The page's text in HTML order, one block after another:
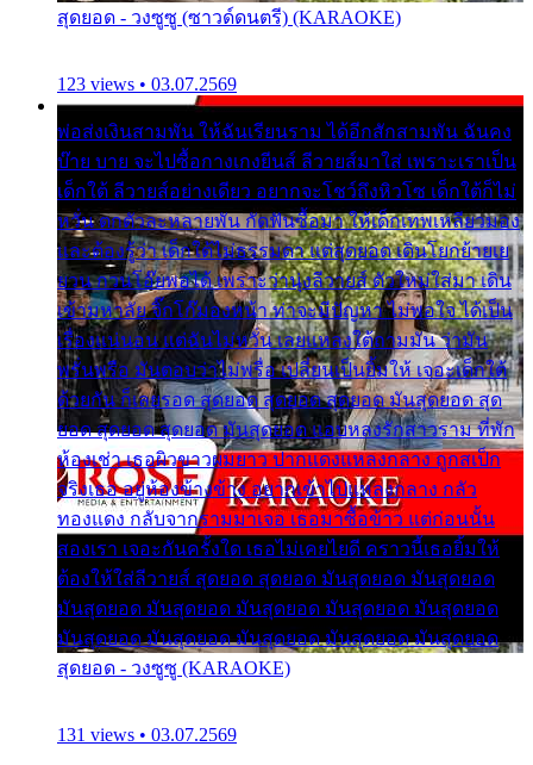
สุดยอด - วงซูซู (ซาวด์ดนตรี) (KARAOKE)
123 views • 03.07.2569
พ่อส่งเงินสามพัน ให้ฉันเรียนราม ได้อีกสักสามพัน ฉันคง
บ๊าย บาย จะไปซื้อกางเกงยีนส์ ลีวายส์มาใส่ เพราะเราเป็น
เด็กใต้ ลีวายส์อย่างเดียว อยากจะโชว์ถึงหิวโซ เด็กใต้ก็ไม่
หวั่น ตกตัวละหลายพัน กัดฟันซื้อมา ให้เด็กเทพเหลียวมอง
และต้องรู้ว่า เด็กใต้ไม่ธรรมดา แต่สุดยอด เดินโยกย้ายเย
ยวน กวนโอ๊ยพอได้ เพราะว่านุ่งลีวายส์ ตัวใหม่ใส่มา เดิน
เข้ามหาลัย จิ๊กโก๊มองหน้า ท่าจะมีปัญหา ไม่พอใจ ได้เป็น
เรื่องแน่นอน แต่ฉันไม่หวั่น เลยแหลงใต้ถามมัน ว่ามัน
พรั่นพรือ มันตอบว่าไม่พรื่อ เปลี่ยนเป็นยิ้มให้ เจอะเด็กใต้
ด้วยกัน ก็เลยรอด สุดยอด สุดยอด สุดยอด มันสุดยอด สุด
ยอด สุดยอด สุดยอด มันสุดยอด แอบหลงรักสาวราม ที่พัก
ห้องเช่า เธอผิวขาวผมยาว ปากแดงแหลงกลาง ถูกสเป็ก
จริงเธอ อยู่ห้องข้างข้าง อยากเข้าไปแหลงกลาง กลัว
ทองแดง กลับจากรามมาเจอ เธอมาซื้อข้าว แต่ก่อนนั้น
สองเรา เจอะกันครั้งใด เธอไม่เคยไยดี คราวนี้เธอยิ้มให้
ต้องให้ใส่ลีวายส์ สุดยอด สุดยอด มันสุดยอด มันสุดยอด
มันสุดยอด มันสุดยอด มันสุดยอด มันสุดยอด มันสุดยอด
มันสุดยอด มันสุดยอด มันสุดยอด มันสุดยอด มันสุดยอด
สุดยอด - วงซูซู (KARAOKE)
131 views • 03.07.2569